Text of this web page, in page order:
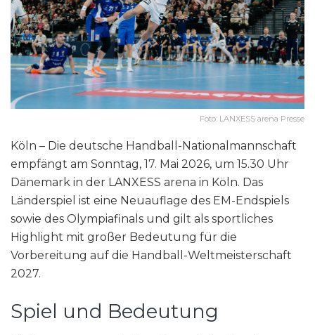
Foto: LANXESS arena Presse
Köln – Die deutsche Handball-Nationalmannschaft
empfängt am Sonntag, 17. Mai 2026, um 15.30 Uhr
Dänemark in der LANXESS arena in Köln. Das
Länderspiel ist eine Neuauflage des EM-Endspiels
sowie des Olympiafinals und gilt als sportliches
Highlight mit großer Bedeutung für die
Vorbereitung auf die Handball-Weltmeisterschaft
2027.
Spiel und Bedeutung